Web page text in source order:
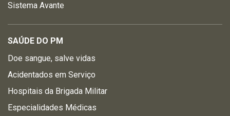
Sistema Avante
SAÚDE DO PM
Doe sangue, salve vidas
Acidentados em Serviço
Hospitais da Brigada Militar
Especialidades Médicas